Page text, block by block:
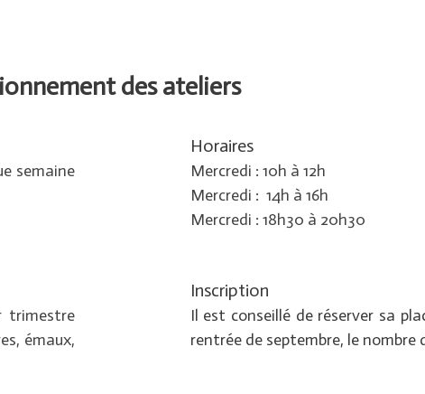
des ateliers
semaine
Horaires
Mercredi : 10h à 12h
Mercredi : 14h à 16h
Mercredi : 18h30 à 20h30
trimestre
émaux,
Inscription
Il est conseillé de réserver sa
rentrée de septembre, le